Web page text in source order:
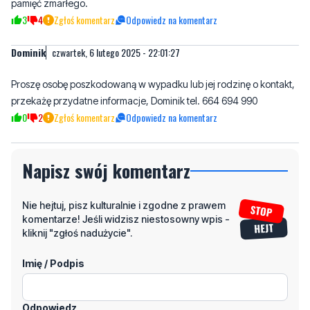
pamięć zmarłego.
3 4 Zgłoś komentarz Odpowiedz na komentarz
Dominik czwartek, 6 lutego 2025 - 22:01:27
Proszę osobę poszkodowaną w wypadku lub jej rodzinę o kontakt,
przekażę przydatne informacje, Dominik tel. 664 694 990
0 2 Zgłoś komentarz Odpowiedz na komentarz
Napisz swój komentarz
Nie hejtuj, pisz kulturalnie i zgodne z prawem
komentarze! Jeśli widzisz niestosowny wpis -
kliknij "zgłoś nadużycie".
Imię / Podpis
Odpowiedz